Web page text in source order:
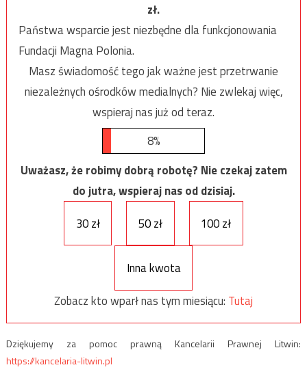
zł.
Państwa wsparcie jest niezbędne dla funkcjonowania
Fundacji Magna Polonia.
Masz świadomość tego jak ważne jest przetrwanie
niezależnych ośrodków medialnych? Nie zwlekaj więc,
wspieraj nas już od teraz.
8%
Uważasz, że robimy dobrą robotę? Nie czekaj zatem
do jutra, wspieraj nas od dzisiaj.
30 zł
50 zł 100 zł
Inna kwota
Zobacz kto wparł nas tym miesiącu: Tutaj
Dziękujemy za pomoc prawną Kancelarii Prawnej Litwin:
https://kancelaria-litwin.pl